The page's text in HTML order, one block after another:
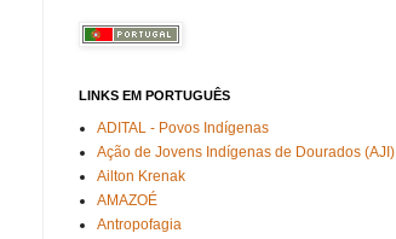
LINKS EM PORTUGUÊS
ADITAL - Povos Indígenas
Ação de Jovens Indígenas de Dourados (AJI)
Ailton Krenak
AMAZOÉ
Antropofagia